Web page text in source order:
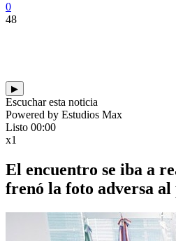
0
48
▶
Escuchar esta noticia
Powered by Estudios Max
Listo 00:00
x1
El encuentro se iba a
frenó la foto adversa al